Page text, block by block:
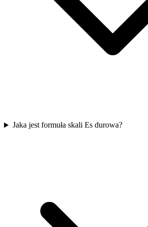
Jaka jest formuła skali Es durowa?